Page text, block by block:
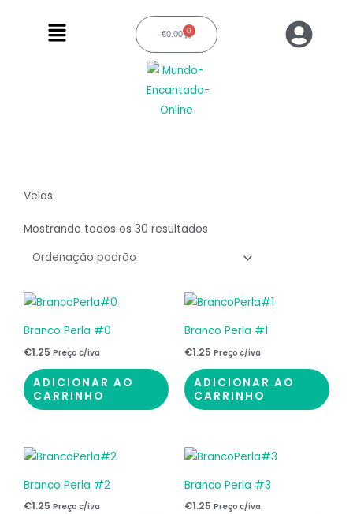
Menu €0.00 0
Carrinho
Velas
Mostrando todos os 30 resultados
Branco Perla #0
€1.25 Preço c/iva
ADICIONAR AO
CARRINHO
Branco Perla #1
€1.25 Preço c/iva
ADICIONAR AO
CARRINHO
Branco Perla #2
€1.25 Preço c/iva
Branco Perla #3
€1.25 Preço c/iva